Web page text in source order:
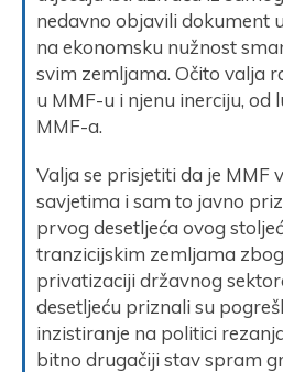
nedavno objavili dokument
na ekonomsku nužnost
svim zemljama. Očito valja
u MMF-u i njenu inerciju, od
MMF-a.
Valja se prisjetiti da je MMF
savjetima i sam to javno
prvog desetljeća ovog
tranzicijskim zemljama
privatizaciji državnog
desetljeću priznali su
inzistiranje na politici
bitno drugačiji stav spram